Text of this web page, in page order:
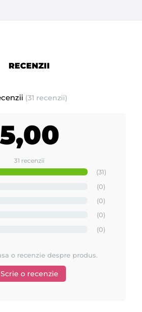
contine 12 role.
RECENZII
(31 recenzii)
5,00
31 recenzii
(31)
(0)
(0)
(0)
(0)
o recenzie despre produs.
Scrie o recenzie